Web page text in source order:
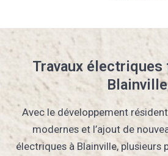
Travaux électriques
Blainville
Avec le développement
modernes et l’ajout de
électriques à Blainville, plusieurs